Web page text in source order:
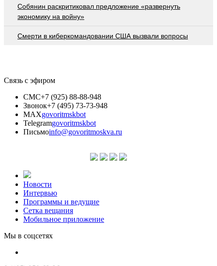
Собянин раскритиковал предложение «развернуть
экономику на войну»
Смерти в киберкомандовании США вызвали вопросы
Связь с эфиром
СМС+7 (925) 88-88-948
Звонок+7 (495) 73-73-948
MAXgovoritmskbot
Telegramgovoritmskbot
Письмоinfo@govoritmoskva.ru
Новости
Интервью
Программы и ведущие
Сетка вещания
Мобильное приложение
Мы в соцсетях